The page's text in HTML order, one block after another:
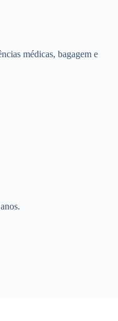
médicas, bagagem e